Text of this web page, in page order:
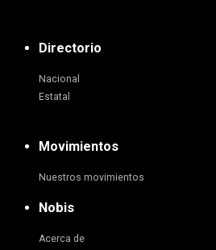
Directorio
Nacional
Estatal
Movimientos
Nuestros movimientos
Nobis
Acerca de